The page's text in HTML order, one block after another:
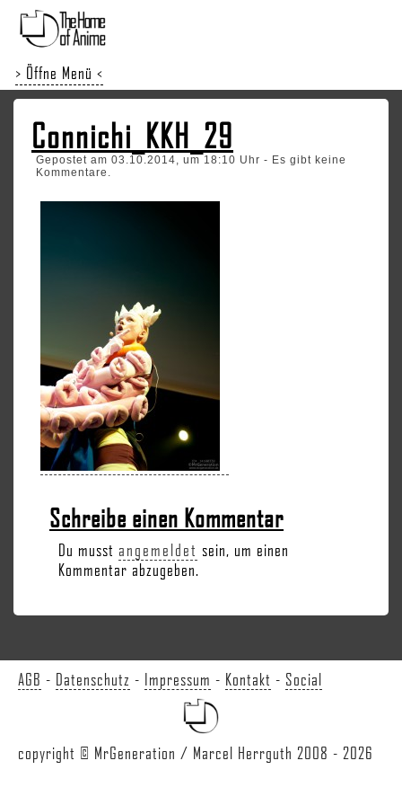
> Öffne Menü <
Connichi_KKH_29
Gepostet am 03.10.2014, um 18:10 Uhr - Es gibt keine
Kommentare.
Schreibe einen Kommentar
Du musst angemeldet sein, um einen
Kommentar abzugeben.
AGB - Datenschutz - Impressum - Kontakt - Social
copyright © MrGeneration / Marcel Herrguth 2008 - 2026